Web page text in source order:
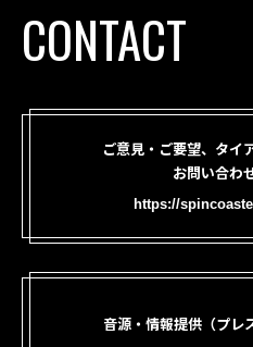
CONTACT
ご意見・ご要望、タイ
お問い合わ
https://
音源・情報提供（プレ